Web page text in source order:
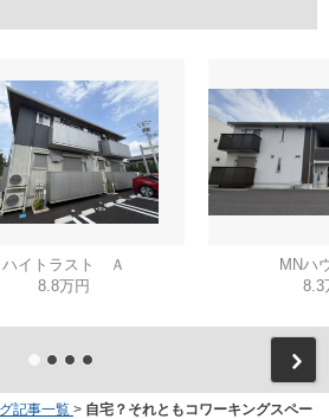
ハイトラスト Ａ
8.8万円
MNハ
8.3
記事一覧 > 自宅？それともコワーキングスペー